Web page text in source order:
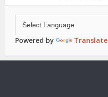
Powered by Translate